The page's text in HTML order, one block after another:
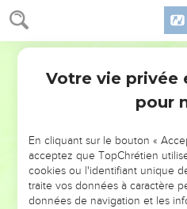
NE MANQUEZ
DE
ET SI LEURS ERREURS
Votre vie privée
pour
En cliquant sur le bouton «
acceptez que TopChrétien
cookies ou l'identifiant unique
traite vos données à caractère
données de navigation et les